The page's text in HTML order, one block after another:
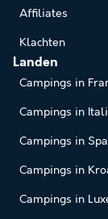
Affiliates
Klachten
Landen
Campings in
Campings in
Campings in
Campings in
Campings in